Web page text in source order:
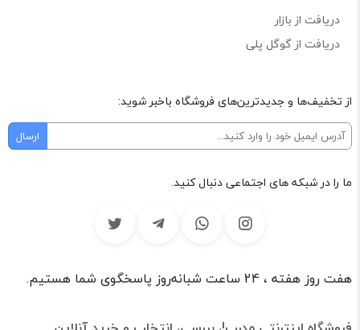
دریافت از بازار
دریافت از گوگل پلی
از تخفیف‌ها و جدیدترین‌های فروشگاه باخبر شوید:
ما را در شبکه های اجتماعی دنبال کنید.
هفت روز هفته ، 24 ساعت شبانه‌روز پاسخگوی شما هستیم.